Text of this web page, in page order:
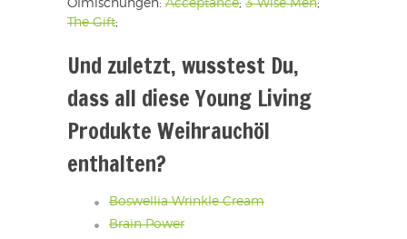
Ölmischungen: Acceptance; 3 Wise Men;
The Gift;
Und zuletzt, wusstest Du,
dass all diese Young Living
Produkte Weihrauchöl
enthalten?
Boswellia Wrinkle Cream
Brain Power